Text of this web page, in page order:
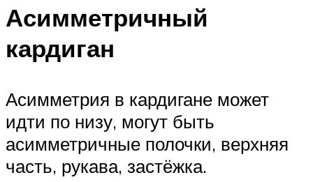
Асимметричный
кардиган
Асимметрия в кардигане может
идти по низу, могут быть
асимметричные полочки, верхняя
часть, рукава, застёжка.